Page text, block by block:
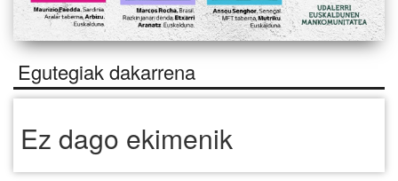
Egutegiak dakarrena
Ez dago ekimenik